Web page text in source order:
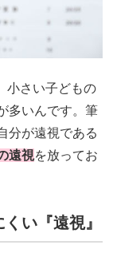
小さい子どもの
多いんです。筆
分が遠視である
遠視を放ってお
い『遠視』